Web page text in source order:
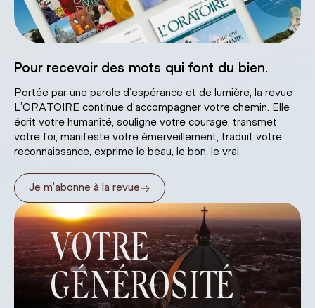
Pour recevoir des mots qui font du bien.
Portée par une parole d’espérance et de lumière, la revue
L’ORATOIRE continue d’accompagner votre chemin. Elle
écrit votre humanité, souligne votre courage, transmet
votre foi, manifeste votre émerveillement, traduit votre
reconnaissance, exprime le beau, le bon, le vrai.
Je m’abonne à la revue→
VOTRE
GÉNÉROSITÉ